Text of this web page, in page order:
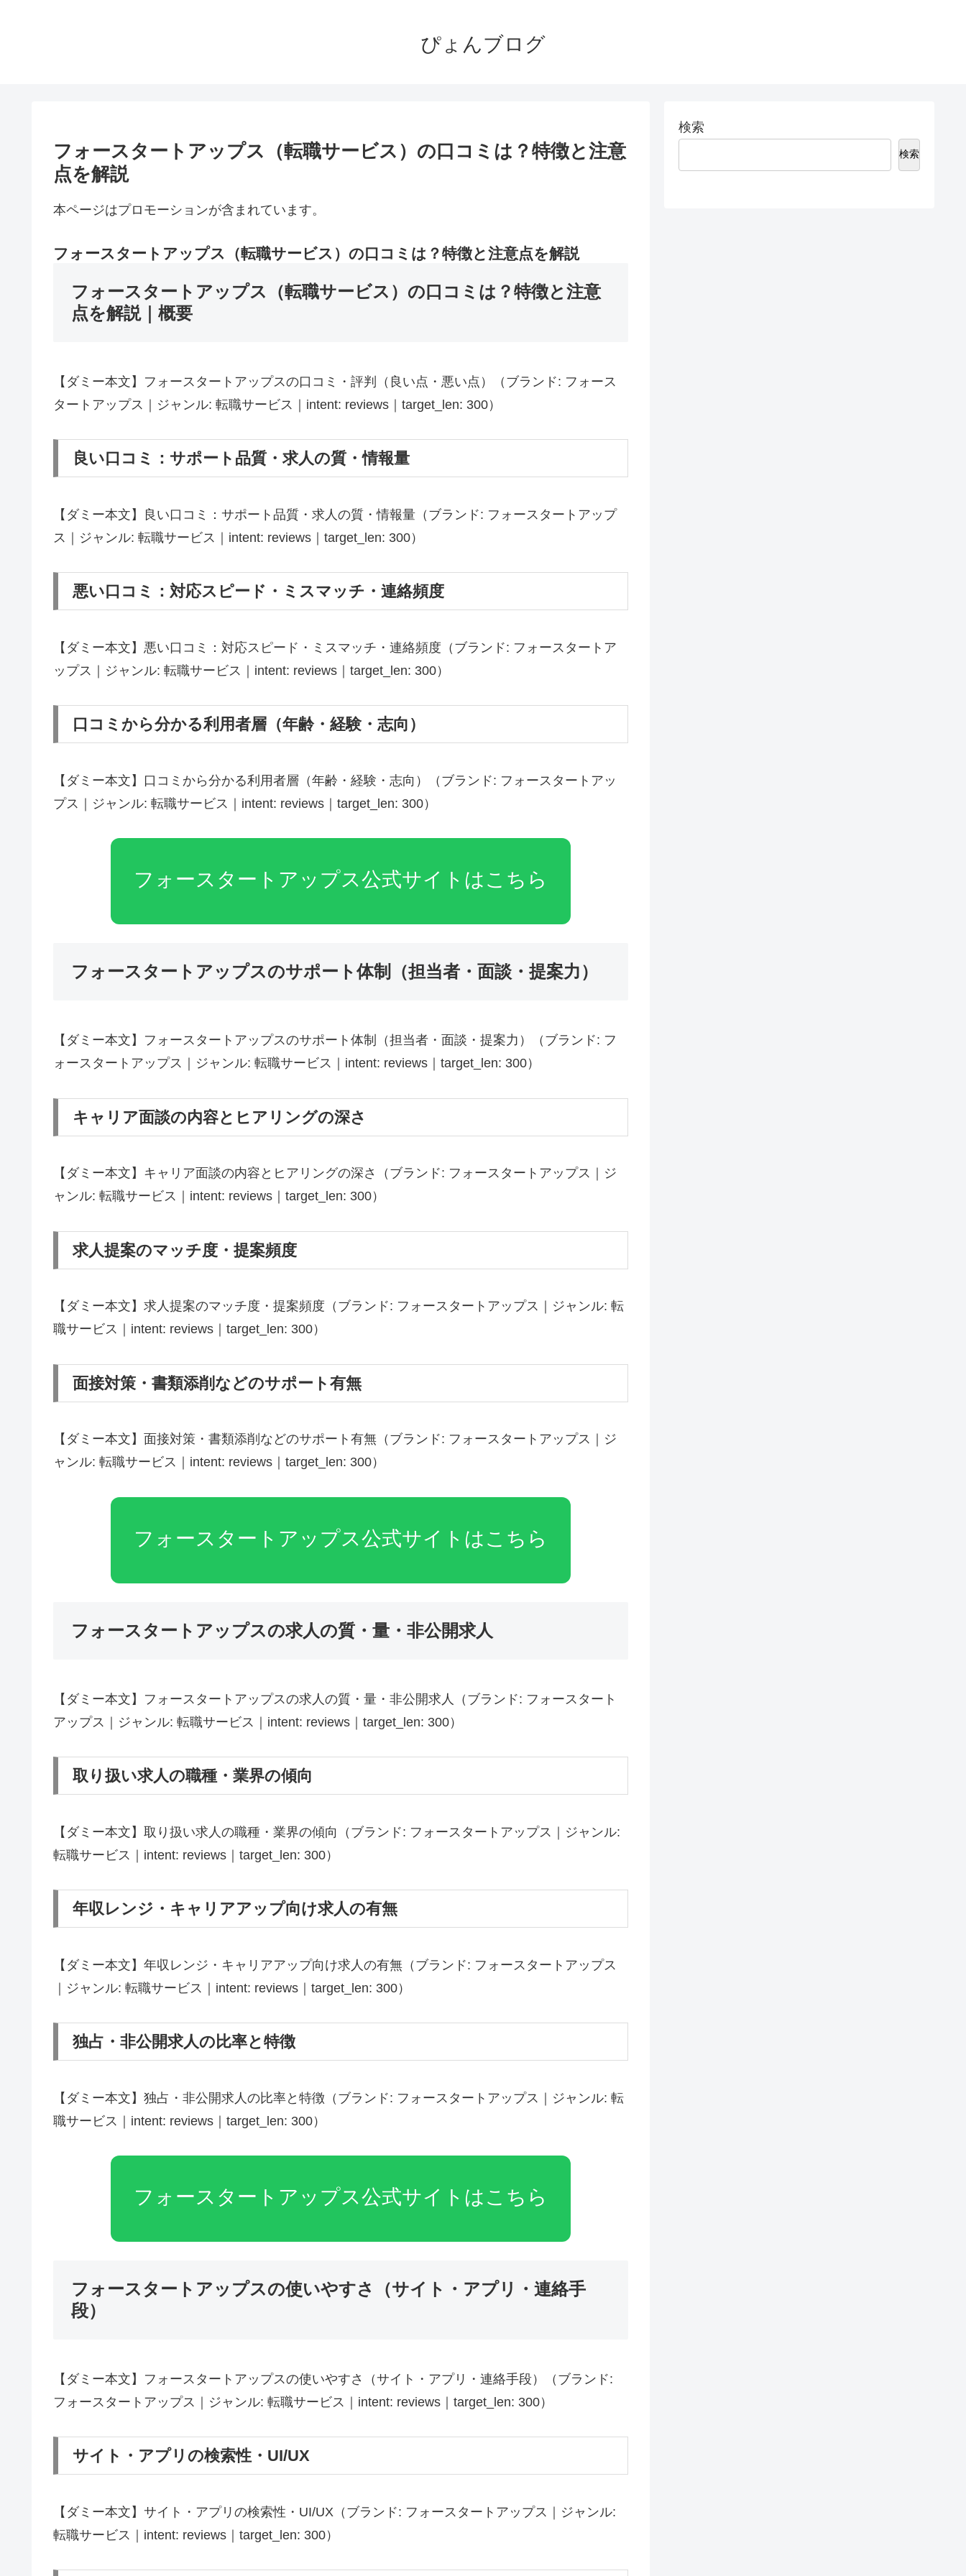
ぴょんブログ
フォースタートアップス（転職サービス）の口コミは？特徴と注意
点を解説
本ページはプロモーションが含まれています。
フォースタートアップス（転職サービス）の口コミは？特徴と注意点を解説
フォースタートアップス（転職サービス）の口コミは？特徴と注意
点を解説｜概要
【ダミー本文】フォースタートアップスの口コミ・評判（良い点・悪い点）（ブランド: フォース
タートアップス｜ジャンル: 転職サービス｜intent: reviews｜target_len: 300）
良い口コミ：サポート品質・求人の質・情報量
【ダミー本文】良い口コミ：サポート品質・求人の質・情報量（ブランド: フォースタートアップ
ス｜ジャンル: 転職サービス｜intent: reviews｜target_len: 300）
悪い口コミ：対応スピード・ミスマッチ・連絡頻度
【ダミー本文】悪い口コミ：対応スピード・ミスマッチ・連絡頻度（ブランド: フォースタートア
ップス｜ジャンル: 転職サービス｜intent: reviews｜target_len: 300）
口コミから分かる利用者層（年齢・経験・志向）
【ダミー本文】口コミから分かる利用者層（年齢・経験・志向）（ブランド: フォースタートアッ
プス｜ジャンル: 転職サービス｜intent: reviews｜target_len: 300）
フォースタートアップス公式サイトはこちら
フォースタートアップスのサポート体制（担当者・面談・提案力）
【ダミー本文】フォースタートアップスのサポート体制（担当者・面談・提案力）（ブランド: フ
ォースタートアップス｜ジャンル: 転職サービス｜intent: reviews｜target_len: 300）
キャリア面談の内容とヒアリングの深さ
【ダミー本文】キャリア面談の内容とヒアリングの深さ（ブランド: フォースタートアップス｜ジ
ャンル: 転職サービス｜intent: reviews｜target_len: 300）
求人提案のマッチ度・提案頻度
【ダミー本文】求人提案のマッチ度・提案頻度（ブランド: フォースタートアップス｜ジャンル: 転
職サービス｜intent: reviews｜target_len: 300）
面接対策・書類添削などのサポート有無
【ダミー本文】面接対策・書類添削などのサポート有無（ブランド: フォースタートアップス｜ジ
ャンル: 転職サービス｜intent: reviews｜target_len: 300）
フォースタートアップス公式サイトはこちら
フォースタートアップスの求人の質・量・非公開求人
【ダミー本文】フォースタートアップスの求人の質・量・非公開求人（ブランド: フォースタート
アップス｜ジャンル: 転職サービス｜intent: reviews｜target_len: 300）
取り扱い求人の職種・業界の傾向
【ダミー本文】取り扱い求人の職種・業界の傾向（ブランド: フォースタートアップス｜ジャンル:
転職サービス｜intent: reviews｜target_len: 300）
年収レンジ・キャリアアップ向け求人の有無
【ダミー本文】年収レンジ・キャリアアップ向け求人の有無（ブランド: フォースタートアップス
｜ジャンル: 転職サービス｜intent: reviews｜target_len: 300）
独占・非公開求人の比率と特徴
【ダミー本文】独占・非公開求人の比率と特徴（ブランド: フォースタートアップス｜ジャンル: 転
職サービス｜intent: reviews｜target_len: 300）
フォースタートアップス公式サイトはこちら
フォースタートアップスの使いやすさ（サイト・アプリ・連絡手
段）
【ダミー本文】フォースタートアップスの使いやすさ（サイト・アプリ・連絡手段）（ブランド:
フォースタートアップス｜ジャンル: 転職サービス｜intent: reviews｜target_len: 300）
サイト・アプリの検索性・UI/UX
【ダミー本文】サイト・アプリの検索性・UI/UX（ブランド: フォースタートアップス｜ジャンル:
転職サービス｜intent: reviews｜target_len: 300）
検索
検索